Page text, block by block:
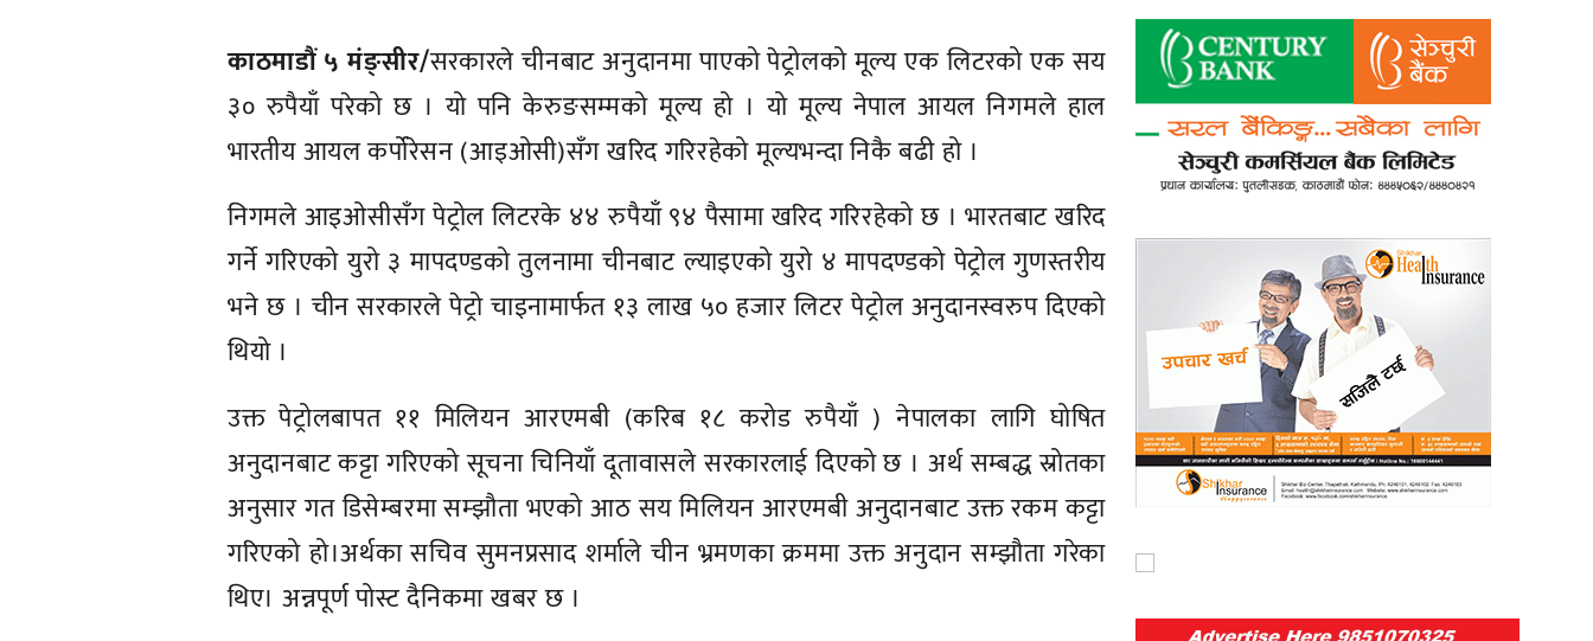
काठमाडौं ५ मंङ्सीर/सरकारले चीनबाट अनुदानमा पाएको पेट्रोलको मूल्य एक लिटरको एक सय
३० रुपैयाँ परेको छ । यो पनि केरुङसम्मको मूल्य हो । यो मूल्य नेपाल आयल निगमले हाल
भारतीय आयल कर्पोरेसन (आइओसी)सँग खरिद गरिरहेको मूल्यभन्दा निकै बढी हो ।
निगमले आइओसीसँग पेट्रोल लिटरके ४४ रुपैयाँ ९४ पैसामा खरिद गरिरहेको छ । भारतबाट खरिद
गर्ने गरिएको युरो ३ मापदण्डको तुलनामा चीनबाट ल्याइएको युरो ४ मापदण्डको पेट्रोल गुणस्तरीय
भने छ । चीन सरकारले पेट्रो चाइनामार्फत १३ लाख ५० हजार लिटर पेट्रोल अनुदानस्वरुप दिएको
थियो ।
उक्त पेट्रोलबापत ११ मिलियन आरएमबी (करिब १८ करोड रुपैयाँ ) नेपालका लागि घोषित
अनुदानबाट कट्टा गरिएको सूचना चिनियाँ दूतावासले सरकारलाई दिएको छ । अर्थ सम्बद्ध स्रोतका
अनुसार गत डिसेम्बरमा सम्झौता भएको आठ सय मिलियन आरएमबी अनुदानबाट उक्त रकम कट्टा
गरिएको हो।अर्थका सचिव सुमनप्रसाद शर्माले चीन भ्रमणका क्रममा उक्त अनुदान सम्झौता गरेका
थिए। अन्नपूर्ण पोस्ट दैनिकमा खबर छ ।